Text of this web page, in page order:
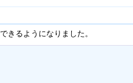
きるようになりました。